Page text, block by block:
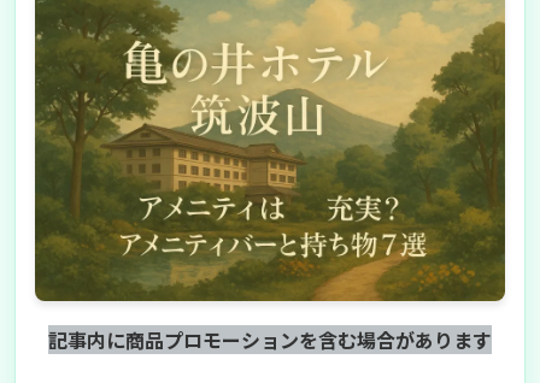
記事内に商品プロモーションを含む場合があります